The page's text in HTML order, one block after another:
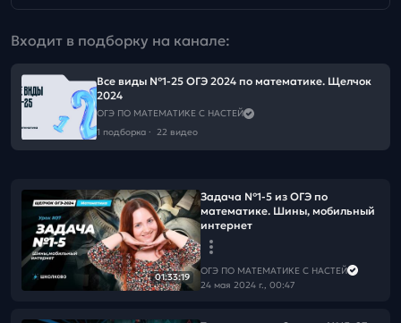
Входит в подборку на канале:
Все виды №1-25 ОГЭ 2024 по математике. Щелчок
2024
ОГЭ ПО МАТЕМАТИКЕ С НАСТЕЙ
1 подборка · 22 видео
01:33:19
Задача №1-5 из ОГЭ по
математике. Шины, мобильный
интернет
ОГЭ ПО МАТЕМАТИКЕ С НАСТЕЙ
24 мая 2024 г., 00:47